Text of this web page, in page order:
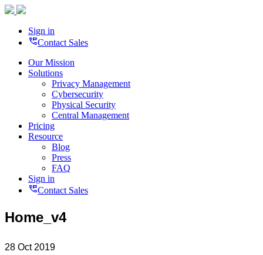
Sign in
perm_phone_msgContact Sales
Our Mission
Solutions
Privacy Management
Cybersecurity
Physical Security
Central Management
Pricing
Resource
Blog
Press
FAQ
Sign in
perm_phone_msgContact Sales
Home_v4
28 Oct 2019